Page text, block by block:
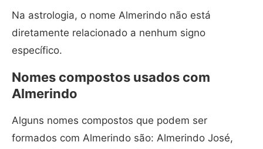
Na astrologia, o nome Almerindo não está
diretamente relacionado a nenhum signo
específico.
Nomes compostos usados com
Almerindo
Alguns nomes compostos que podem ser
formados com Almerindo são: Almerindo José,